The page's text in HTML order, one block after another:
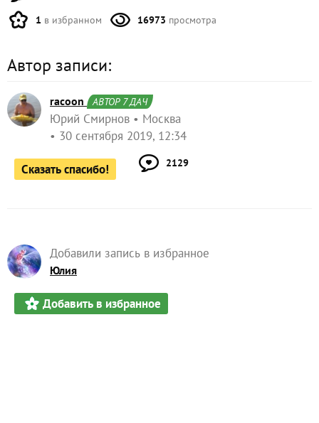
1 в избранном 16973 просмотра
Автор записи:
racoon АВТОР 7 ДАЧ
Юрий Смирнов
Москва
30 сентября 2019, 12:34
Сказать спасибо! 2129
Добавили запись в избранное
Юлия
Добавить в избранное